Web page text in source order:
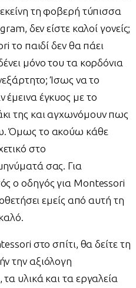
τη φοβερή τύπισσα
δεν είστε καλοί γονείς;
το παιδί δεν θα πάει
μόνο του τα κορδόνια
Ίσως να το
έγκυος με το
της και αγχωνόμουν πως
Όμως το ακούω κάθε
στο
σας. Για
ο οδηγός για Montessori
εμείς από αυτή τη
στο σπίτι, θα δείτε τη
την αξιόλογη
υλικά και τα εργαλεία